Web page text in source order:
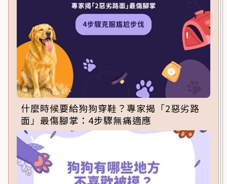
什麼時候要給狗狗穿鞋？專家揭「2惡劣路
面」最傷腳掌：4步驟無痛適應